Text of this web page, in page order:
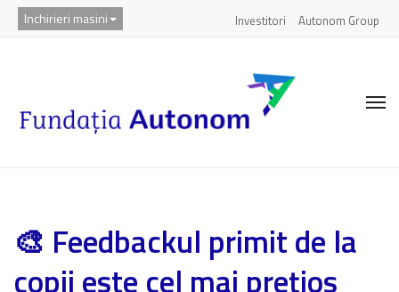
Inchirieri masini Investitori Autonom Group
🎨 Feedbackul primit de la
copii este cel mai prețios